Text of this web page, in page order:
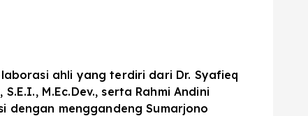
ahli yang terdiri dari Dr. Syafieq
M.Ec.Dev., serta Rahmi Andini
dengan menggandeng Sumarjono